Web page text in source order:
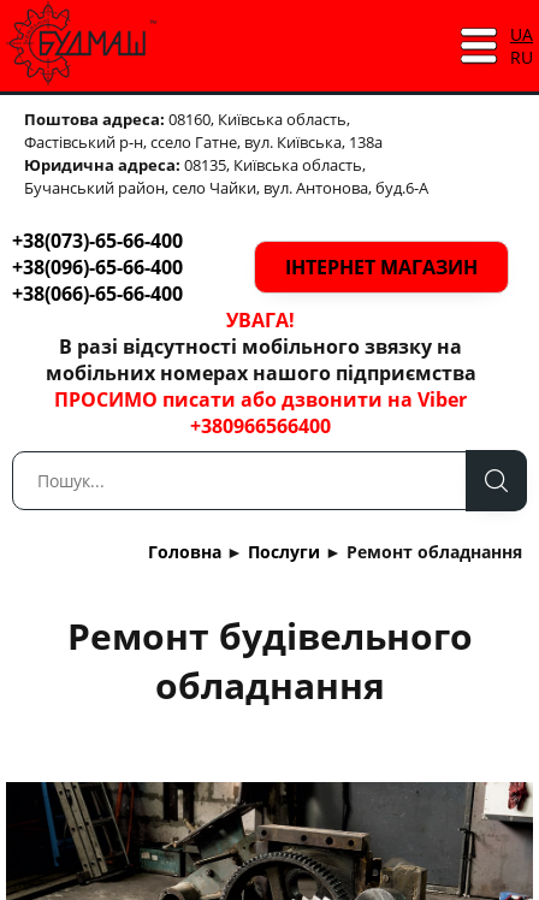
Поштова адреса: 08160, Київська область,
Фастівський р-н,ссело Гатне, вул. Київська, 138а
Юридична адреса: 08135, Київська область,
Бучанський район, село Чайки, вул. Антонова, буд.6-А
+38(073)-65-66-400
+38(096)-65-66-400
+38(066)-65-66-400
ІНТЕРНЕТ МАГАЗИН
УВАГА!
В разі відсутності мобільного звязку на
мобільних номерах нашого підприємства
ПРОСИМО писати або дзвонити на Viber
+380966566400
UA
RU
Головна ► Послуги ► Ремонт обладнання
Ремонт будівельного
обладнання